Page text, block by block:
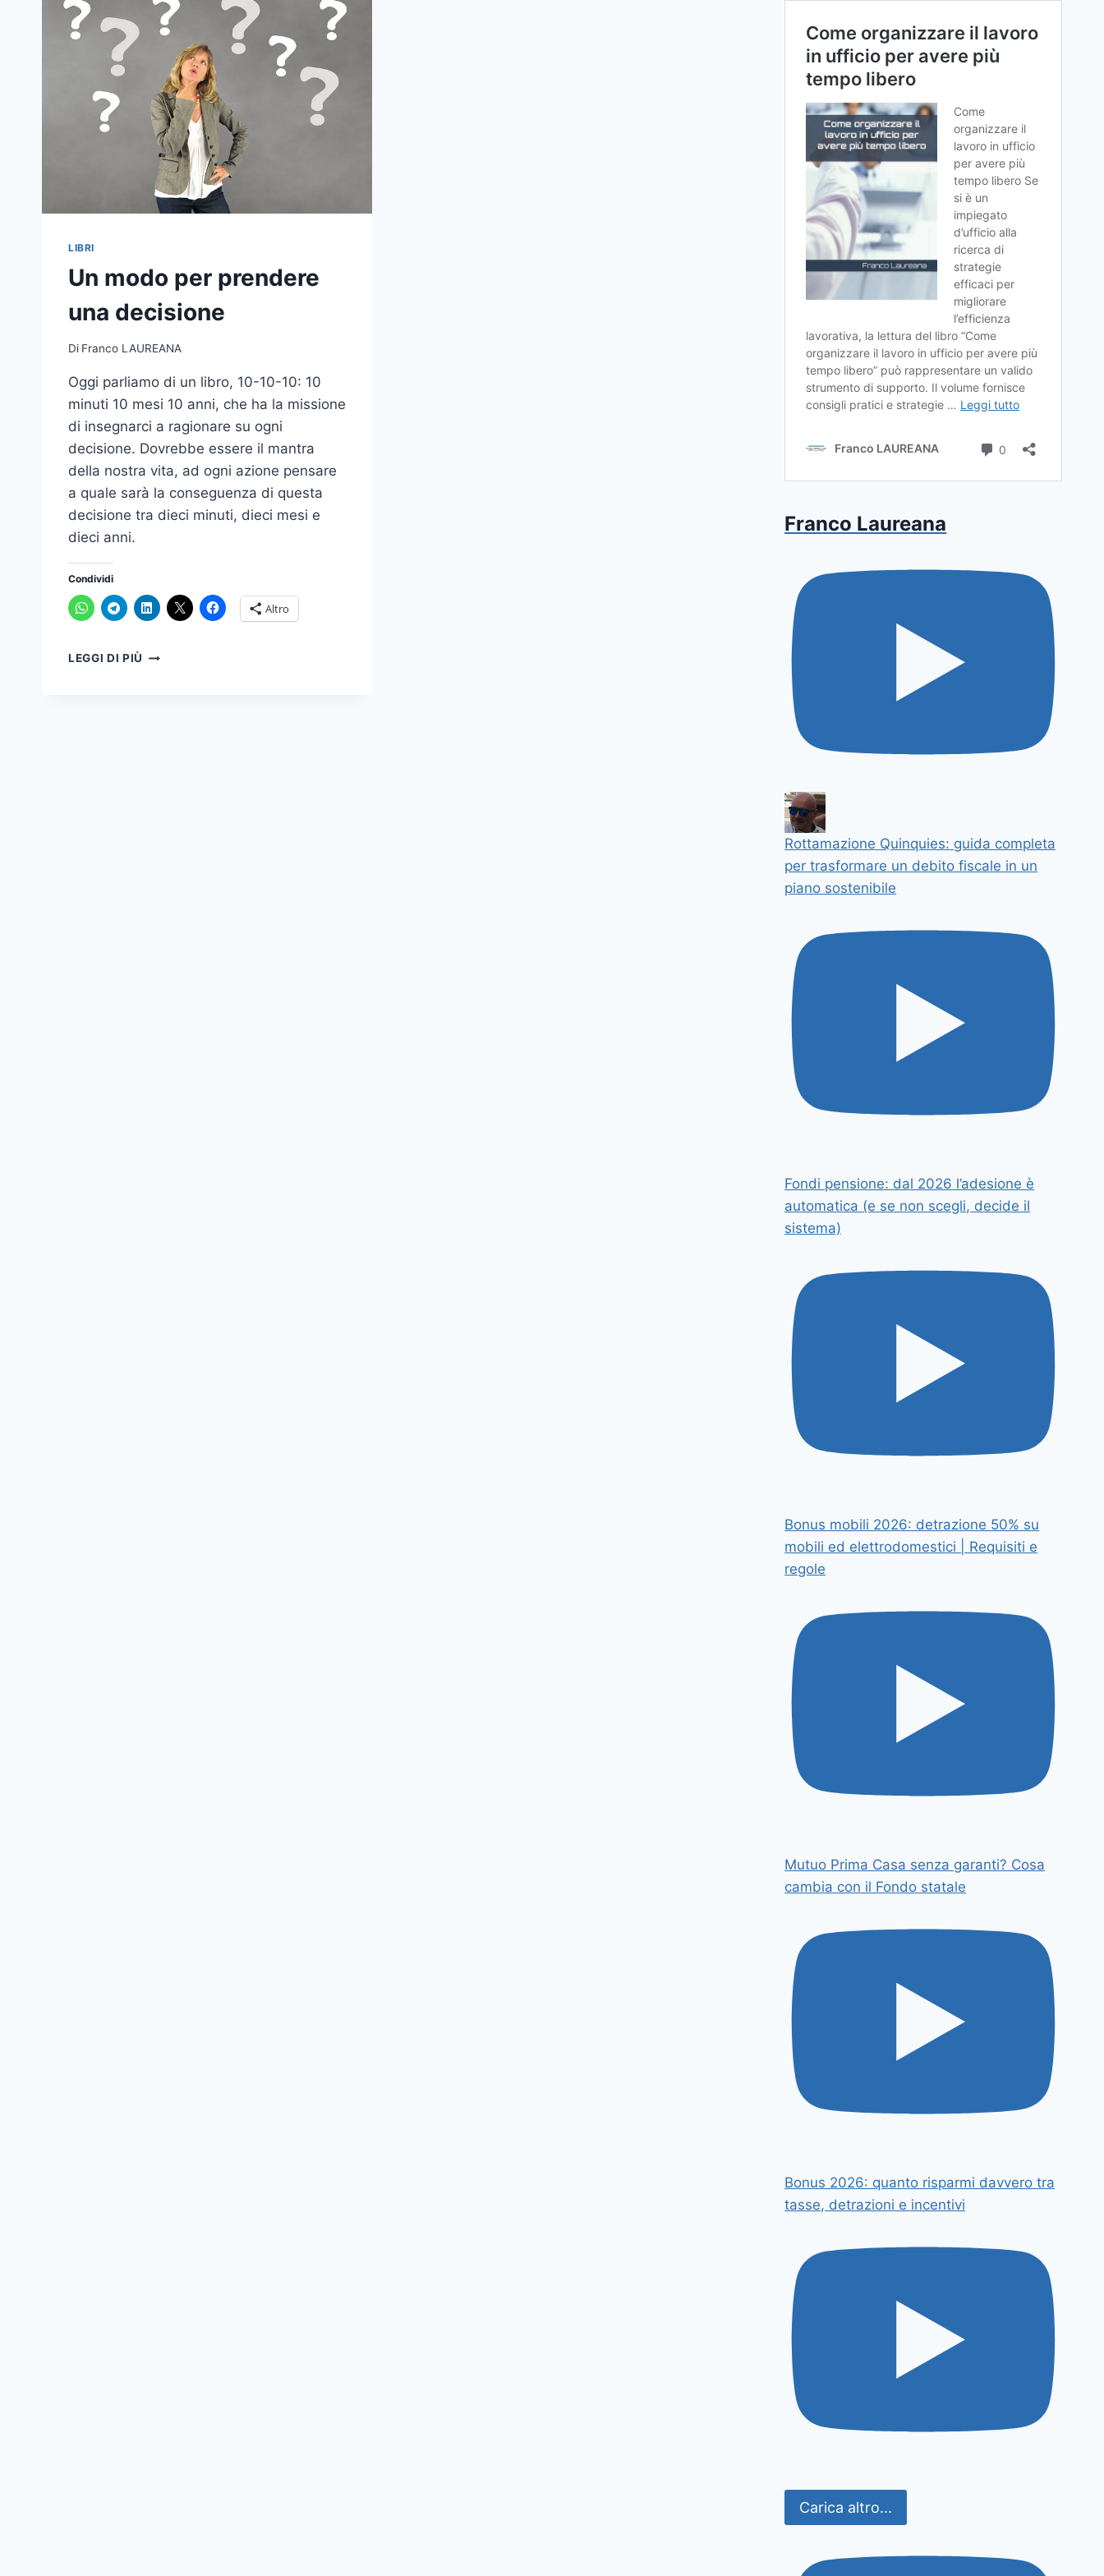
LIBRI
Un modo per prendere
una decisione
Di Franco LAUREANA
Oggi parliamo di un libro, 10-10-10: 10
minuti 10 mesi 10 anni, che ha la missione
di insegnarci a ragionare su ogni
decisione. Dovrebbe essere il mantra
della nostra vita, ad ogni azione pensare
a quale sarà la conseguenza di questa
decisione tra dieci minuti, dieci mesi e
dieci anni.
Condividi
Altro
LEGGI DI PIÙ UN
Franco Laureana
Rottamazione Quinquies: guida completa
per trasformare un debito fiscale in un
piano sostenibile
Fondi pensione: dal 2026 l’adesione è
automatica (e se non scegli, decide il
sistema)
Bonus mobili 2026: detrazione 50% su
mobili ed elettrodomestici | Requisiti e
regole
Mutuo Prima Casa senza garanti? Cosa
cambia con il Fondo statale
Bonus 2026: quanto risparmi davvero tra
tasse, detrazioni e incentivi
Carica altro...